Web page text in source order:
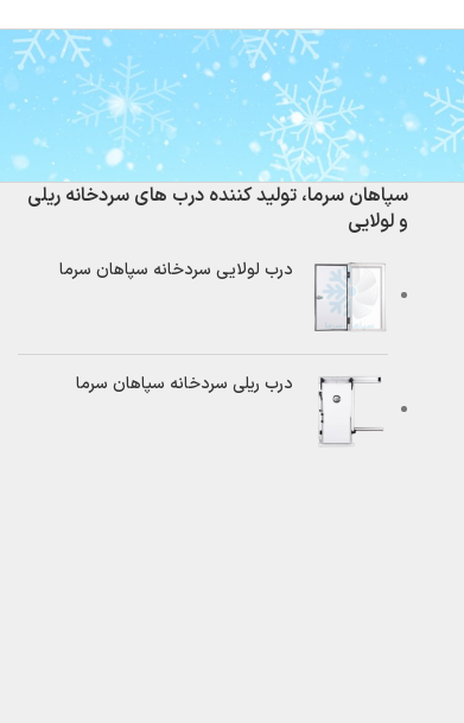
سپاهان سرما، تولید کننده درب های سردخانه ریلی
و لولایی
درب لولایی سردخانه سپاهان سرما
درب ریلی سردخانه سپاهان سرما